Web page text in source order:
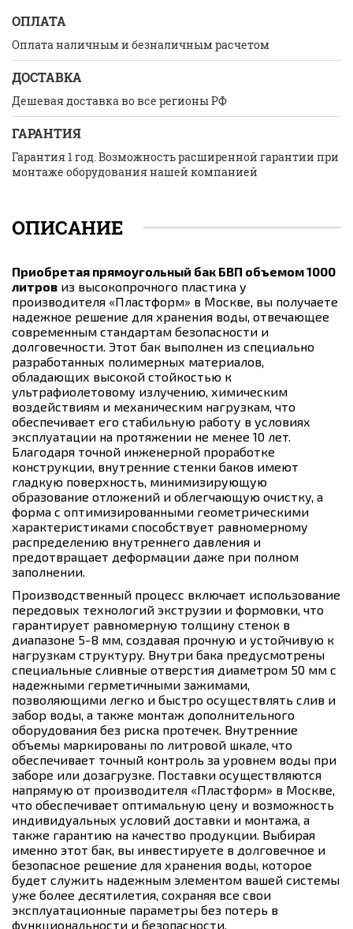
ОПЛАТА
Оплата наличным и безналичным расчетом
ДОСТАВКА
Дешевая доставка во все регионы РФ
ГАРАНТИЯ
Гарантия 1 год. Возможность расширенной гарантии при
монтаже оборудования нашей компанией
ОПИСАНИЕ
Приобретая прямоугольный бак БВП объемом 1000
литров из высокопрочного пластика у
производителя «Пластформ» в Москве, вы получаете
надежное решение для хранения воды, отвечающее
современным стандартам безопасности и
долговечности. Этот бак выполнен из специально
разработанных полимерных материалов,
обладающих высокой стойкостью к
ультрафиолетовому излучению, химическим
воздействиям и механическим нагрузкам, что
обеспечивает его стабильную работу в условиях
эксплуатации на протяжении не менее 10 лет.
Благодаря точной инженерной проработке
конструкции, внутренние стенки баков имеют
гладкую поверхность, минимизирующую
образование отложений и облегчающую очистку, а
форма с оптимизированными геометрическими
характеристиками способствует равномерному
распределению внутреннего давления и
предотвращает деформации даже при полном
заполнении.
Производственный процесс включает использование
передовых технологий экструзии и формовки, что
гарантирует равномерную толщину стенок в
диапазоне 5-8 мм, создавая прочную и устойчивую к
нагрузкам структуру. Внутри бака предусмотрены
специальные сливные отверстия диаметром 50 мм с
надежными герметичными зажимами,
позволяющими легко и быстро осуществлять слив и
забор воды, а также монтаж дополнительного
оборудования без риска протечек. Внутренние
объемы маркированы по литровой шкале, что
обеспечивает точный контроль за уровнем воды при
заборе или дозагрузке. Поставки осуществляются
напрямую от производителя «Пластформ» в Москве,
что обеспечивает оптимальную цену и возможность
индивидуальных условий доставки и монтажа, а
также гарантию на качество продукции. Выбирая
именно этот бак, вы инвестируете в долговечное и
безопасное решение для хранения воды, которое
будет служить надежным элементом вашей системы
уже более десятилетия, сохраняя все свои
эксплуатационные параметры без потерь в
функциональности и безопасности.